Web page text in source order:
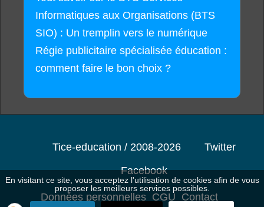
Informatiques aux Organisations (BTS
SIO) : Un tremplin vers le numérique
Régie publicitaire spécialisée éducation :
comment faire le bon choix ?
Tice-education / 2008-2026
Twitter
Facebook
Données personnelles CGU Contact
En visitant ce site, vous acceptez l'utilisation de cookies afin de vous
proposer les meilleurs services possibles.